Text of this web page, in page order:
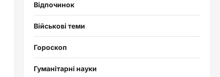
Відпочинок
Військові теми
Гороскоп
Гуманітарні науки